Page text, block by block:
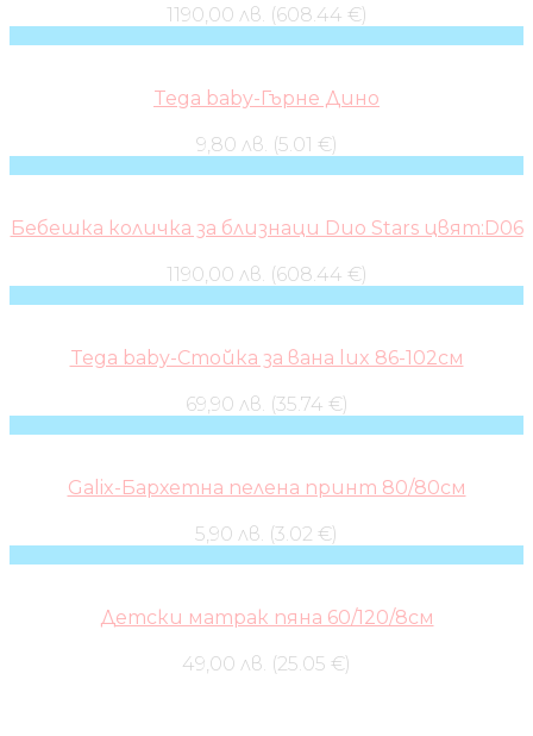
1190,00 лв. (608.44 €)
Tega baby-Гърне Дино
9,80 лв. (5.01 €)
Бебешка количка за близнаци Duo Stars цвят:D06
1190,00 лв. (608.44 €)
Tega baby-Стойка за вана lux 86-102см
69,90 лв. (35.74 €)
Galix-Бархетна пелена принт 80/80см
5,90 лв. (3.02 €)
Детски матрак пяна 60/120/8см
49,00 лв. (25.05 €)